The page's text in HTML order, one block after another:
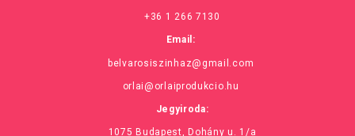
+36 1 266 7130
Email:
belvarosiszinhaz@gmail.com
orlai@orlaiprodukcio.hu
Jegyiroda:
1075 Budapest, Dohány u. 1/a